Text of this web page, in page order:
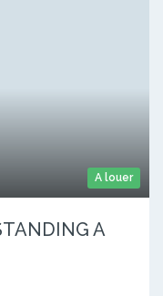
A louer
A